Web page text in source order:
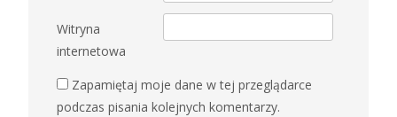
Witryna
internetowa
Zapamiętaj moje dane w tej przeglądarce
podczas pisania kolejnych komentarzy.